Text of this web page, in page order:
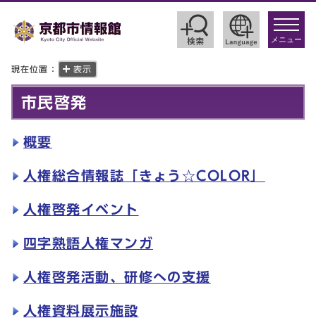
toggle
メニュー
現在位置： 表示
市民啓発
概要
人権総合情報誌「きょう☆COLOR」
人権啓発イベント
四字熟語人権マンガ
人権啓発活動、研修への支援
人権資料展示施設